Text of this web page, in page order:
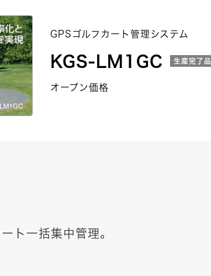
GPSゴルフカート管理システム
KGS-LM1GC 生産完了品
オープン価格
ト一括集中管理。